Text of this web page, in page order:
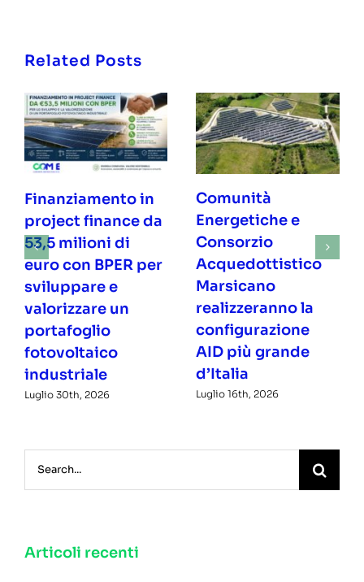
Related Posts
Finanziamento in
project finance da
53,5 milioni di
euro con BPER per
sviluppare e
valorizzare un
portafoglio
fotovoltaico
industriale
Luglio 30th, 2026
Comunità
Energetiche e
Consorzio
Acquedottistico
Marsicano
realizzeranno la
configurazione
AID più grande
d’Italia
Luglio 16th, 2026
for:
Articoli recenti